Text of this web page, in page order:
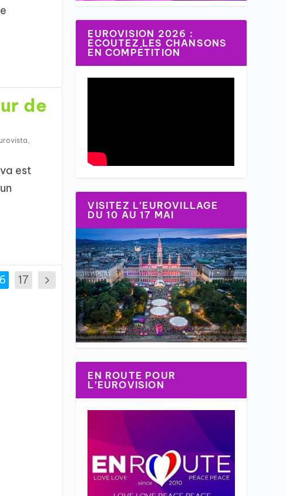
de
est
17
EUROVISION 2026 :
ÉCOUTEZ LES CHANSONS
EN COMPÉTITION
VISITEZ L’EUROVILLAGE
DU 10 AU 17 MAI
EN ROUTE POUR
L’EUROVISION